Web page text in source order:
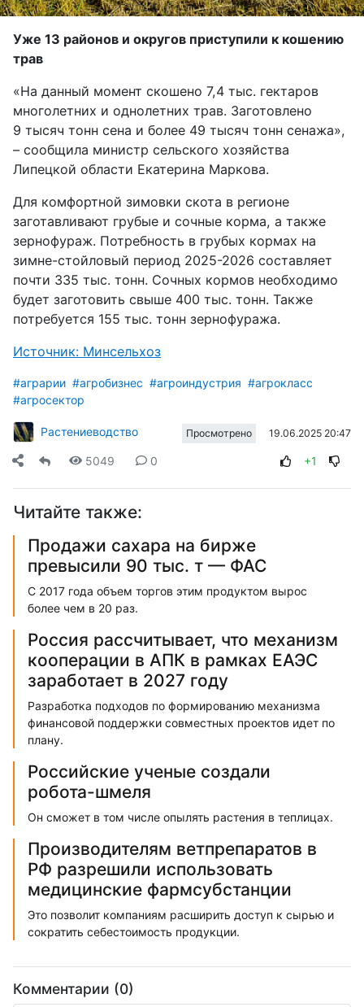
Уже 13 районов и округов приступили к кошению
трав
«На данный момент скошено 7,4 тыс. гектаров
многолетних и однолетних трав. Заготовлено
9 тысяч тонн сена и более 49 тысяч тонн сенажа»,
– сообщила министр сельского хозяйства
Липецкой области Екатерина Маркова.
Для комфортной зимовки скота в регионе
заготавливают грубые и сочные корма, а также
зернофураж. Потребность в грубых кормах на
зимне-стойловый период 2025-2026 составляет
почти 335 тыс. тонн. Сочных кормов необходимо
будет заготовить свыше 400 тыс. тонн. Также
потребуется 155 тыс. тонн зернофуража.
Источник: Минсельхоз
#аграрии #агробизнес #агроиндустрия #агрокласс
#агросектор
Растениеводство Просмотрено 19.06.2025 20:47
5049 0 +1
Читайте также:
Продажи сахара на бирже
превысили 90 тыс. т — ФАС
С 2017 года объем торгов этим продуктом вырос
более чем в 20 раз.
Россия рассчитывает, что механизм
кооперации в АПК в рамках ЕАЭС
заработает в 2027 году
Разработка подходов по формированию механизма
финансовой поддержки совместных проектов идет по
плану.
Российские ученые создали
робота-шмеля
Он сможет в том числе опылять растения в теплицах.
Производителям ветпрепаратов в
РФ разрешили использовать
медицинские фармсубстанции
Это позволит компаниям расширить доступ к сырью и
сократить себестоимость продукции.
Комментарии (0)